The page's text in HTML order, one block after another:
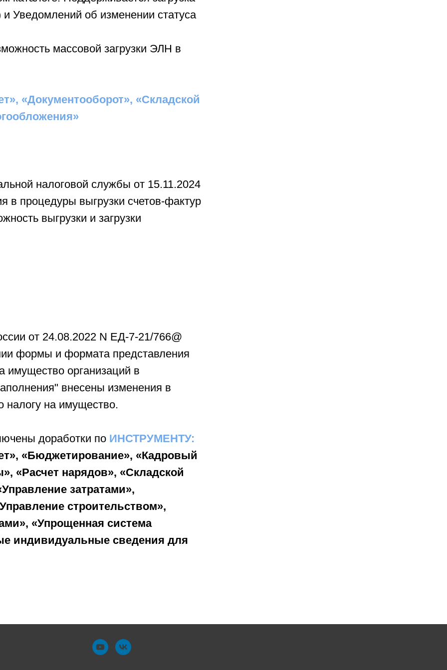
Уведомлений об изменении статуса
массовой загрузки ЭЛН в
«Документооборот», «Складской
налоговой службы от 15.11.2024
процедуры выгрузки счетов-фактур
выгрузки и загрузки
от 24.08.2022 N ЕД-7-21/766@
формы и формата представления
имущество организаций в
внесены изменения в
налогу на имущество.
доработки по ИНСТРУМЕНТУ:
«Бюджетирование», «Кадровый
«Расчет нарядов», «Складской
затратами»,
строительством»,
«Упрощенная система
индивидуальные сведения для